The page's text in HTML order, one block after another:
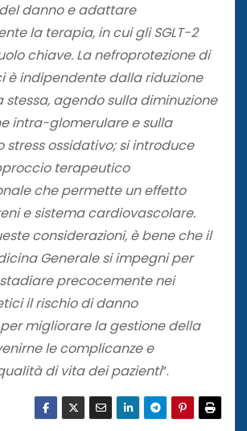
danno e adattare
la terapia, in cui gli SGLT-2
chiave. La nefroprotezione di
è indipendente dalla riduzione
agendo sulla diminuzione
intra-glomerulare e sulla
stress ossidativo; si introduce
terapeutico
che permette un effetto
e sistema cardiovascolare.
considerazioni, è bene che il
Generale si impegni per
precocemente nei
il rischio di danno
migliorare la gestione della
le complicanze e
di vita dei pazienti”.